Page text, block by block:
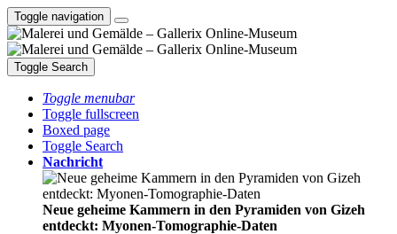
Toggle navigation
Toggle Search
Toggle menubar
Toggle fullscreen
Boxed page
Toggle Search
Nachricht
Neue geheime Kammern in den Pyramiden von Gizeh
entdeckt: Myonen-Tomographie-Daten